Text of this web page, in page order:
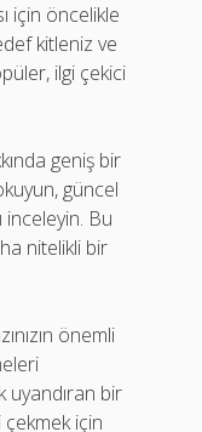
için öncelikle
kitleniz ve
ilgi çekici
geniş bir
güncel
Bu
nitelikli bir
önemli
uyandıran bir
çekmek için